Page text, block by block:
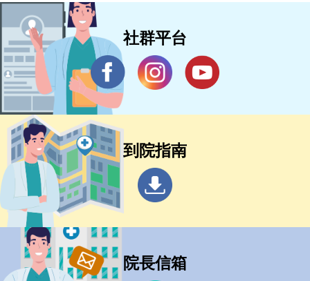
社群平台
到院指南
院長信箱